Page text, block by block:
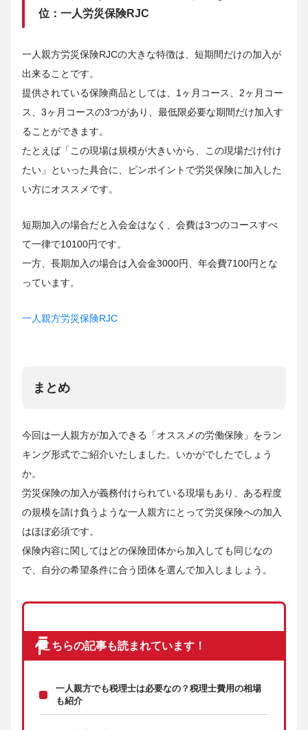
位：一人労災保険RJC
一人親方労災保険RJCの大きな特徴は、短期間だけの加入が
出来ることです。
提供されている保険商品としては、1ヶ月コース、2ヶ月コー
ス、3ヶ月コースの3つがあり、最低限必要な期間だけ加入す
ることができます。
たとえば「この現場は規模が大きいから、この現場だけ付け
たい」といった具合に、ピンポイントで労災保険に加入した
い方にオススメです。
短期加入の場合だと入会金はなく、会費は3つのコースすべ
て一律で10100円です。
一方、長期加入の場合は入会金3000円、年会費7100円とな
っています。
一人親方労災保険RJC
まとめ
今回は一人親方が加入できる「オススメの労働保険」をラン
キング形式でご紹介いたしました。いかがでしたでしょう
か。
労災保険の加入が義務付けられている現場もあり、ある程度
の規模を請け負うような一人親方にとって労災保険への加入
はほぼ必須です。
保険内容に関してはどの保険団体から加入しても同じなの
で、自分の希望条件に合う団体を選んで加入しましょう。
こちらの記事も読まれています！
一人親方でも税理士は必要なの？税理士費用の相場
も紹介